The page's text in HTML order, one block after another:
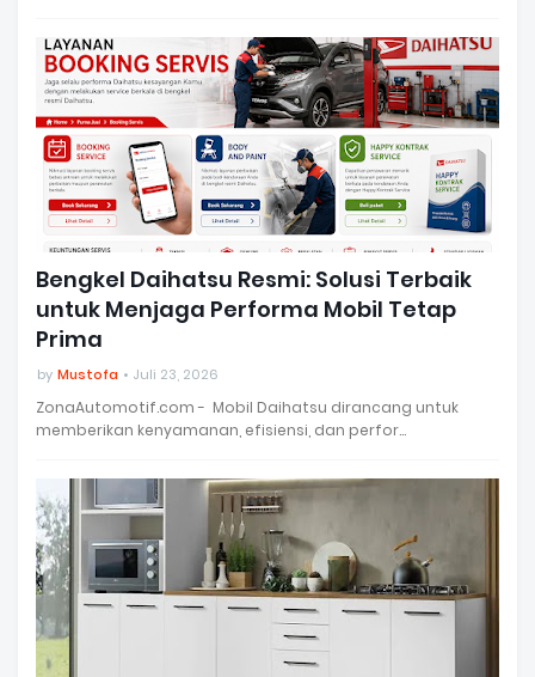
Bengkel Daihatsu Resmi: Solusi Terbaik
untuk Menjaga Performa Mobil Tetap
Prima
by Mustofa Juli 23, 2026
ZonaAutomotif.com - Mobil Daihatsu dirancang untuk
memberikan kenyamanan, efisiensi, dan perfor…